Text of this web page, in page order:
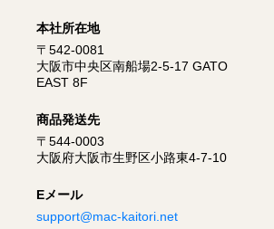
本社所在地
〒542-0081
大阪市中央区南船場2-5-17 GATO
EAST 8F
商品発送先
〒544-0003
大阪府大阪市生野区小路東4-7-10
Eメール
support@mac-kaitori.net